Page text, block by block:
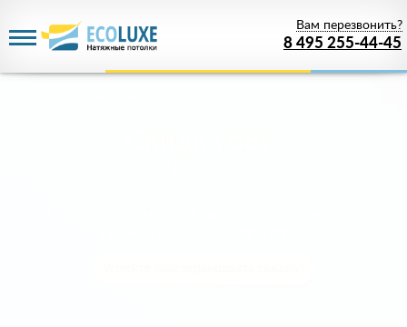
8 495 255-44-45
Вам перезвонить?